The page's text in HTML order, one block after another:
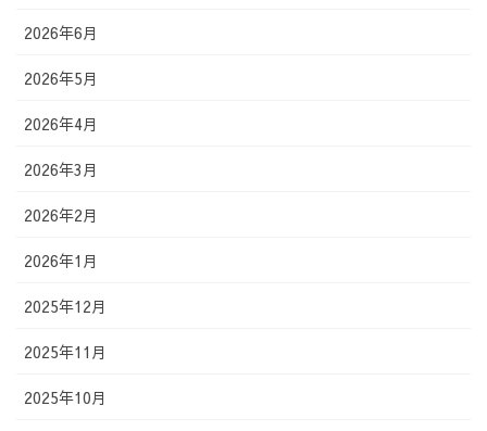
2026年6月
2026年5月
2026年4月
2026年3月
2026年2月
2026年1月
2025年12月
2025年11月
2025年10月